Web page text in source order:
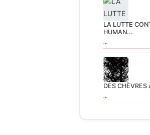
LA LUTTE
HUMAN...
...
DES CHÈVRES
...